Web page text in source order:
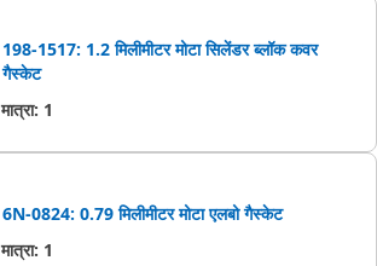
198-1517: 1.2 मिलीमीटर मोटा सिलेंडर ब्लॉक कवर
गैस्केट
मात्रा: 1
6N-0824: 0.79 मिलीमीटर मोटा एलबो गैस्‍केट
मात्रा: 1